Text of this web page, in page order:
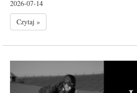
2026-07-14
Czytaj »